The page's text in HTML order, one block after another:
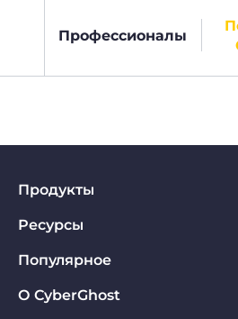
Профессионалы
Продукты
VPN для PC
VPN для Chrome
VPN для Mac
Ресурсы
Что такое VPN
Хаб по конфиденциальности
Популярное
Отзывы о CyberGhost VPN
О CyberGhost